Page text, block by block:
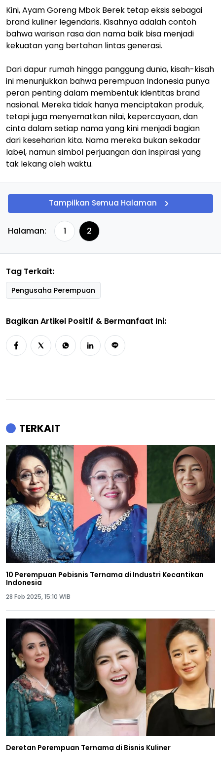
Kini, Ayam Goreng Mbok Berek tetap eksis sebagai
brand kuliner legendaris. Kisahnya adalah contoh
bahwa warisan rasa dan nama baik bisa menjadi
kekuatan yang bertahan lintas generasi.
Dari dapur rumah hingga panggung dunia, kisah-kisah
ini menunjukkan bahwa perempuan Indonesia punya
peran penting dalam membentuk identitas brand
nasional. Mereka tidak hanya menciptakan produk,
tetapi juga menyematkan nilai, kepercayaan, dan
cinta dalam setiap nama yang kini menjadi bagian
dari keseharian kita. Nama mereka bukan sekadar
label, namun simbol perjuangan dan inspirasi yang
tak lekang oleh waktu.
Tampilkan Semua Halaman
Halaman: 1 2
Tag Terkait:
Pengusaha Perempuan
Bagikan Artikel Positif & Bermanfaat Ini:
TERKAIT
10 Perempuan Pebisnis Ternama di Industri Kecantikan
Indonesia
28 Feb 2025, 15:10 WIB
Deretan Perempuan Ternama di Bisnis Kuliner